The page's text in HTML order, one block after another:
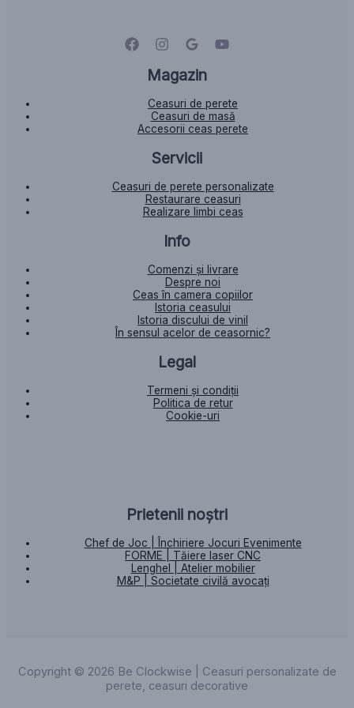
Magazin
Ceasuri de perete
Ceasuri de masă
Accesorii ceas perete
Servicii
Ceasuri de perete personalizate
Restaurare ceasuri
Realizare limbi ceas
Info
Comenzi și livrare
Despre noi
Ceas în camera copiilor
Istoria ceasului​
Istoria discului de vinil
În sensul acelor de ceasornic?
Legal
Termeni și condiții
Politica de retur
Cookie-uri
Prietenii noștri
Chef de Joc | Închiriere Jocuri Evenimente
FORME | Tăiere laser CNC
Lenghel | Atelier mobilier
M&P | Societate civilă avocați
Copyright © 2026 Be Clockwise | Ceasuri personalizate de
perete, ceasuri decorative